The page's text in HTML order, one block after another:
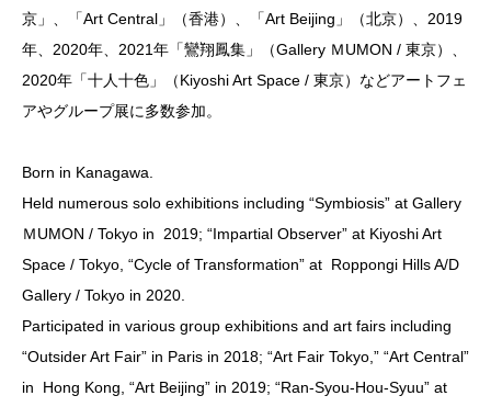
京」、「Art Central」（香港）、「Art Beijing」（北京）、2019
年、2020年、2021年「鸞翔鳳集」（Gallery ＭUMON / 東京）、
2020年「十人十色」（Kiyoshi Art Space / 東京）などアートフェ
アやグループ展に多数参加。
Born in Kanagawa.
Held numerous solo exhibitions including “Symbiosis” at Gallery
ＭUMON / Tokyo in 2019; “Impartial Observer” at Kiyoshi Art
Space / Tokyo, “Cycle of Transformation” at Roppongi Hills A/D
Gallery / Tokyo in 2020.
Participated in various group exhibitions and art fairs including
“Outsider Art Fair” in Paris in 2018; “Art Fair Tokyo,” “Art Central”
in Hong Kong, “Art Beijing” in 2019; “Ran-Syou-Hou-Syuu” at